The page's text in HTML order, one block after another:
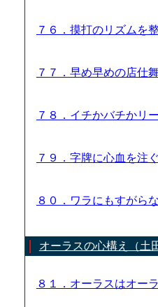
７６．摸打のリズムを
７７．早め早めの店仕
７８．イチかバチかリ
７９．字牌に心血を注
８０．ワラにもすがら
オーラスの心構え（土
８１．オーラスはオー